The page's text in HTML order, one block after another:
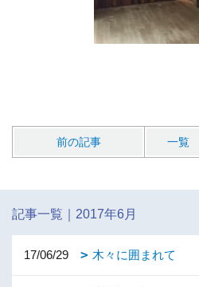
前の記事 一覧
記事一覧｜2017年6月
17/06/29 木々に囲まれて